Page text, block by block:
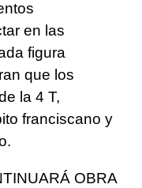
en las
figura
que los
la 4 T,
franciscano y
OBRA